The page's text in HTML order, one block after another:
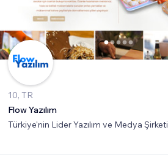
10, TR
Flow Yazılım
Türkiye'nin Lider Yazılım ve Medya Şirketi